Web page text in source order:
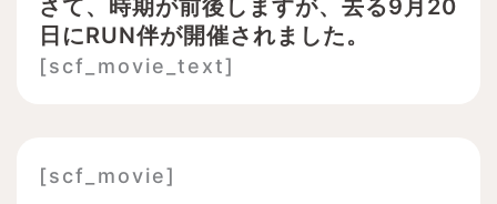
さて、時期が前後しますが、去る9月20
日にRUN伴が開催されました。
[scf_movie_text]
[scf_movie]